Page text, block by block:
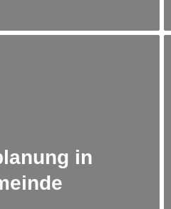
in